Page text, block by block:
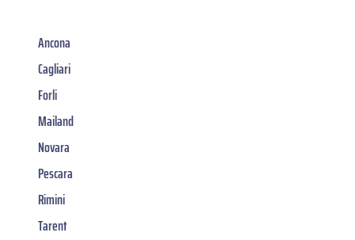
Ancona
Cagliari
Forli
Mailand
Novara
Pescara
Rimini
Tarent